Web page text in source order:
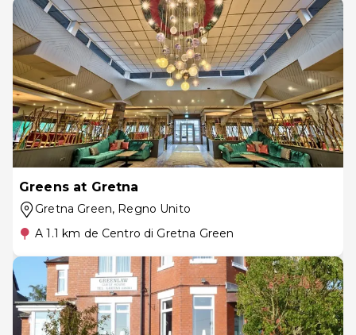
Greens at Gretna
Gretna Green, Regno Unito
A 1.1 km de Centro di Gretna Green